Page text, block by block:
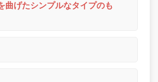
曲げたシンプルなタイプのも